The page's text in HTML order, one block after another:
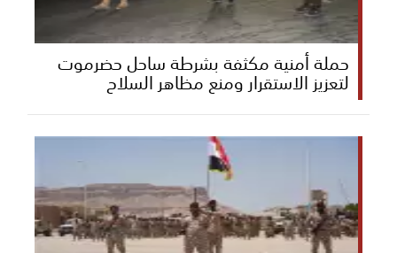
حملة أمنية مكثفة بشرطة ساحل حضرموت
لتعزيز الاستقرار ومنع مظاهر السلاح